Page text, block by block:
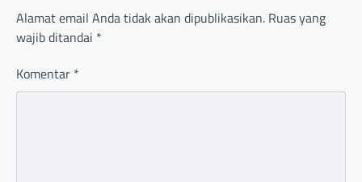
Alamat email Anda tidak akan dipublikasikan. Ruas yang
wajib ditandai *
Komentar *